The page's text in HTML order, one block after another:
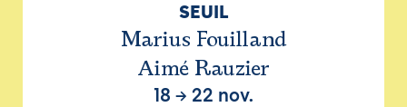
SEUIL
Marius Fouilland
Aimé Rauzier
18 → 22 nov.